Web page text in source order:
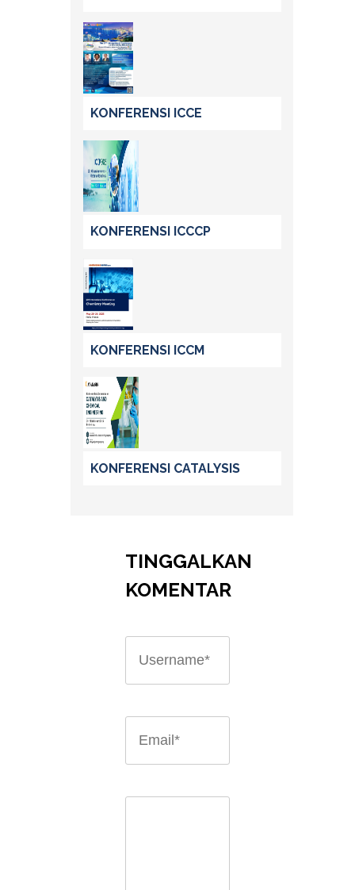
KONFERENSI ICCE
KONFERENSI ICCCP
KONFERENSI ICCM
KONFERENSI CATALYSIS
TINGGALKAN
KOMENTAR